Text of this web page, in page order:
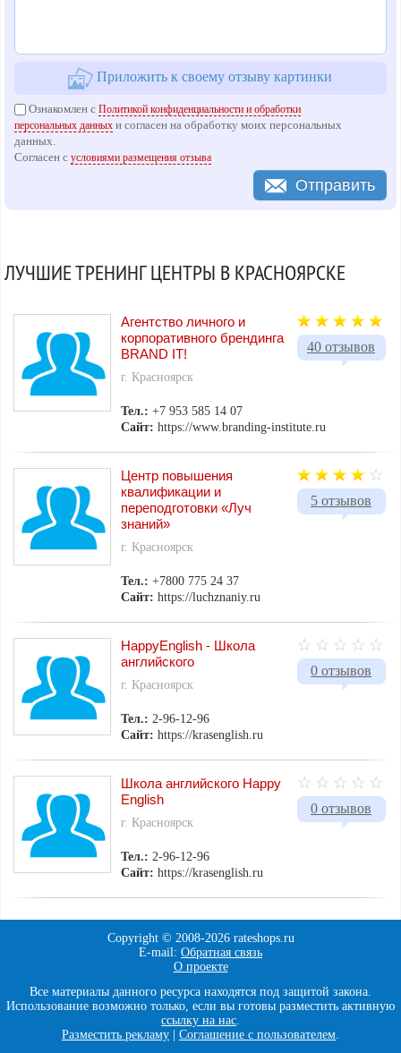
Приложить к своему отзыву картинки
Ознакомлен сПолитикой конфиденциальности и обработки
персональных данных и согласен на обработку моих персональных
данных.
Согласен сусловиями размещения отзыва
Отправить
ЛУЧШИЕ ТРЕНИНГ ЦЕНТРЫ В КРАСНОЯРСКЕ
40 отзывов
Агентство личного и
корпоративного брендинга
BRAND IT!
г. Красноярск
Тел.:+7 953 585 14 07
Сайт: https://www.branding-institute.ru
5 отзывов
Центр повышения
квалификации и
переподготовки «Луч
знаний»
г. Красноярск
Тел.:+7800 775 24 37
Сайт: https://luchznaniy.ru
0 отзывов
HappyEnglish - Школа
английского
г. Красноярск
Тел.:2-96-12-96
Сайт: https://krasenglish.ru
0 отзывов
Школа английского Happy
English
г. Красноярск
Тел.:2-96-12-96
Сайт: https://krasenglish.ru
Copyright © 2008-2026 rateshops.ru
E-mail: Обратная связь
О проекте
Все материалы данного ресурса находятся под защитой закона.
Использование возможно только, если вы готовы разместить активную
ссылку на нас.
Разместить рекламу
Соглашение с пользователем.